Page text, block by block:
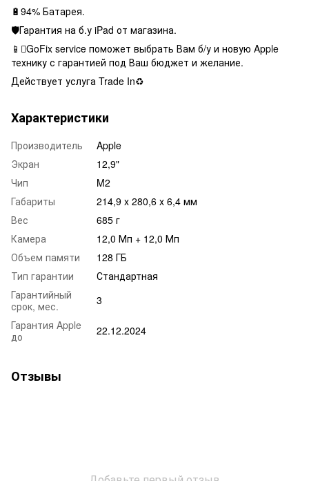
🔋94% Батарея.
🛡Гарантия на б.у iPad от магазина.
📱GoFix service поможет выбрать Вам б/у и новую Apple
технику с гарантией под Ваш бюджет и желание.
Действует услуга Trade In♻️
Характеристики
Производитель
Apple
Экран
12,9"
Чип
M2
Габариты
214,9 x 280,6 x 6,4 мм
Вес
685 г
Камера
12,0 Мп + 12,0 Мп
Объем памяти
128 ГБ
Тип гарантии
Стандартная
Гарантийный
срок, мес.
3
Гарантия Apple
до
22.12.2024
Отзывы